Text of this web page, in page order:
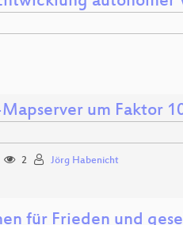
um Faktor
2 Jörg Habenicht
für Frieden und